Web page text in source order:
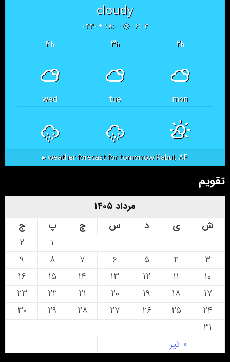
cloudy
۰۶:۰۳ ۱۸:۰۰ +۰۴۳۰
۲h ۳h ۴h
mon
tue
wed
Kabul, AF
weather forecast for tomorrow ▸
تقویم
مرداد ۱۴۰۵
ش
ی د س چ پ ج
« تیر
۲
۳
۴ ۵ ۶ ۷ ۸
۹
۱۰
۱۱ ۱۲ ۱۳ ۱۴ ۱۵
۱۶
۱۷
۱۸ ۱۹ ۲۰ ۲۱ ۲۲
۲۳
۲۴
۲۵ ۲۶ ۲۷ ۲۸ ۲۹
۳۰
۳۱